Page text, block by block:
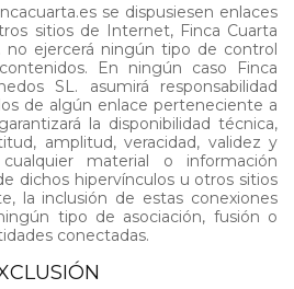
se dispusiesen enlaces
sitios de Internet, Finca Cuarta
no ejercerá ningún tipo de control
En ningún caso Finca
SL. asumirá responsabilidad
de algún enlace perteneciente a
la disponibilidad técnica,
amplitud, veracidad, validez y
material o información
dichos hipervínculos u otros sitios
la inclusión de estas conexiones
tipo de asociación, fusión o
conectadas.